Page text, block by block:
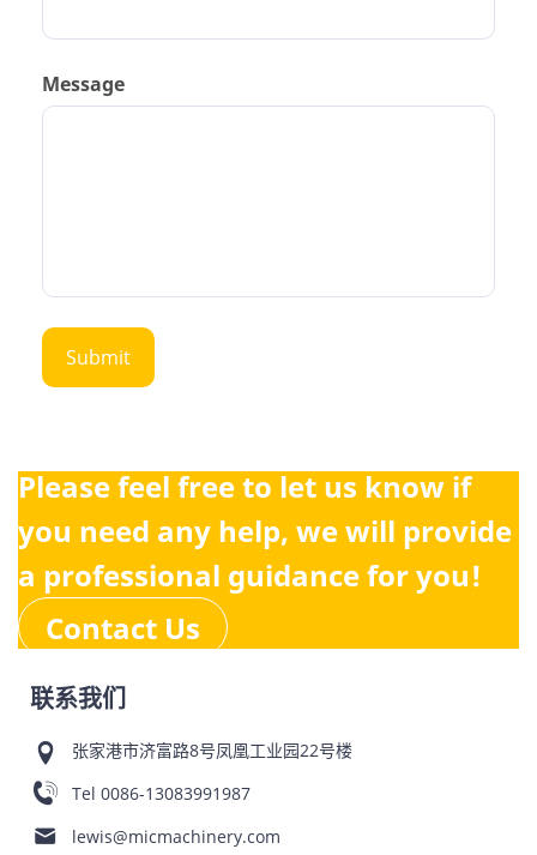
Message
Please feel free to let us know if
you need any help, we will provide
a professional guidance for you!
Contact Us
联系我们
张家港市济富路8号凤凰工业园22号楼
Tel 0086-13083991987
lewis@micmachinery.com